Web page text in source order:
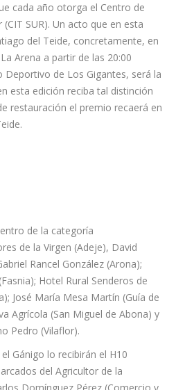
cada año otorga el Centro de
SUR). Un acto que en esta
del Teide, concretamente, en
Arena a partir de las 20:00
Deportivo de Los Gigantes, será la
esta edición reciba tal distinción
restauración el premio recaerá en
de la categoría
de la Virgen (Adeje), David
Rancel González (Arona);
Hotel Rural Senderos de
José María Mesa Martín (Guía de
Agrícola (San Miguel de Abona) y
Pedro (Vilaflor).
el Gánigo lo recibirán el H10
del Agricultor de la